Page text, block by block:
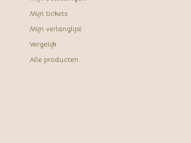
Mijn tickets
Mijn verlanglijst
Vergelijk
Alle producten